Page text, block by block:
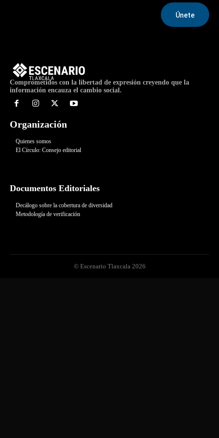
Únete
[gem_news style=»compact» categories=»paolatorres»
Comprometidos con la libertad de expresión creyendo que la
información encauza el cambio social.
Organización
Quienes somos
El Círculo: Consejo editorial
Documentos Editoriales
Decálogo sobre la cobertura de diversidad
Metodología de verificación
© Escenario Tlaxcala 2026